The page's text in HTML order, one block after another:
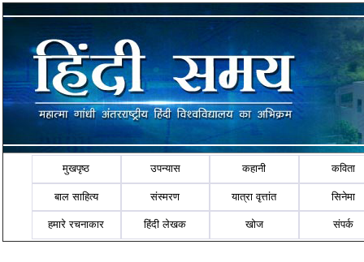
मुखपृष्ठ उपन्यास कहानी कविता
बाल साहित्य संस्मरण यात्रा वृत्तांत सिनेमा
हमारे रचनाकार हिंदी लेखक खोज संपर्क